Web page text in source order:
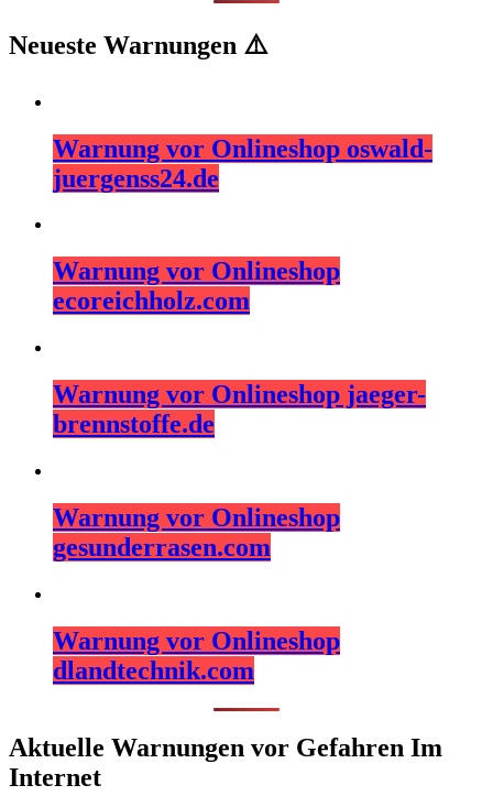
Neueste Warnungen ⚠️
Warnung vor Onlineshop oswald-
juergenss24.de
Warnung vor Onlineshop
ecoreichholz.com
Warnung vor Onlineshop jaeger-
brennstoffe.de
Warnung vor Onlineshop
gesunderrasen.com
Warnung vor Onlineshop
dlandtechnik.com
Aktuelle Warnungen vor Gefahren Im
Internet